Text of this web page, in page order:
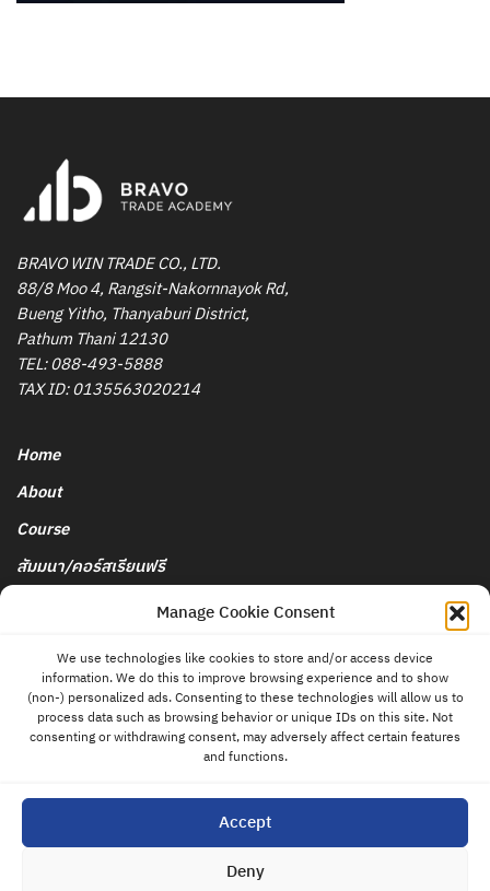
Manage Cookie Consent
We use technologies like cookies to store and/or access device
information. We do this to improve browsing experience and to show
(non-) personalized ads. Consenting to these technologies will allow us to
process data such as browsing behavior or unique IDs on this site. Not
consenting or withdrawing consent, may adversely affect certain features
and functions.
Accept
Deny
BRAVO WIN TRADE CO., LTD.
88/8 Moo 4, Rangsit-Nakornnayok Rd,
Bueng Yitho, Thanyaburi District,
Pathum Thani 12130
TEL:088-493-5888
TAX ID: 0135563020214
Home
About
Course
สัมมนา/คอร์สเรียนฟรี
นโยบายการยกเลิกและคืนเงิน
Blog & News
Store
Contact
แอดมิน